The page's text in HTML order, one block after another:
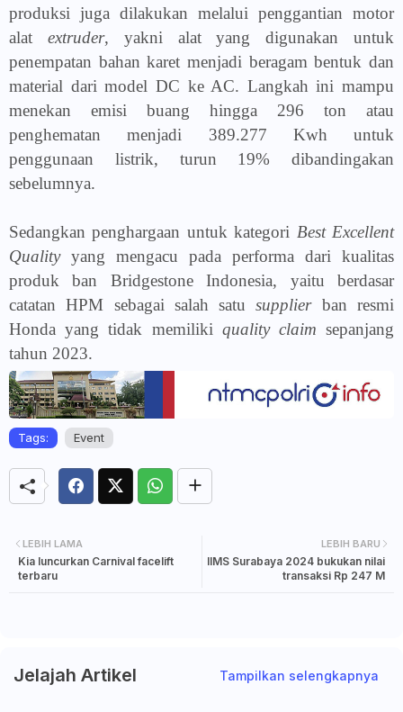
produksi juga dilakukan melalui penggantian motor
alat extruder, yakni alat yang digunakan untuk
penempatan bahan karet menjadi beragam bentuk dan
material dari model DC ke AC. Langkah ini mampu
menekan emisi buang hingga 296 ton atau
penghematan menjadi 389.277 Kwh untuk
penggunaan listrik, turun 19% dibandingakan
sebelumnya.
Sedangkan penghargaan untuk kategori Best Excellent
Qualityyang mengacu pada performa dari kualitas
produk ban Bridgestone Indonesia, yaitu berdasar
catatan HPM sebagai salah satusupplierban resmi
Honda yang tidak memiliki quality claim sepanjang
tahun 2023.
Tags: Event
LEBIH BARU
IIMS Surabaya 2024 bukukan nilai
transaksi Rp 247 M
LEBIH LAMA
Kia luncurkan Carnival facelift
terbaru
Jelajah Artikel Tampilkan selengkapnya